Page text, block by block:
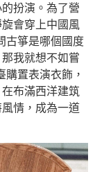
扮演。為了營
會穿上中國風
古箏是哪個國度
我就想不如嘗
購置表演衣飾，
布滿西洋建筑
情，成為一道